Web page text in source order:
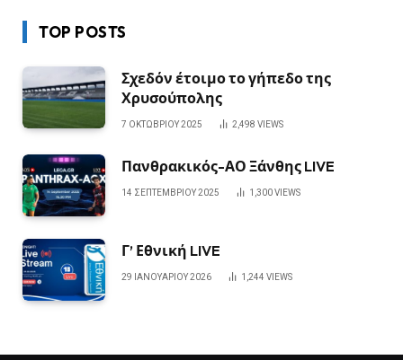
TOP POSTS
Σχεδόν έτοιμο το γήπεδο της
Χρυσούπολης
7 ΟΚΤΩΒΡΊΟΥ 2025 2,498 VIEWS
Πανθρακικός-ΑΟ Ξάνθης LIVE
14 ΣΕΠΤΕΜΒΡΊΟΥ 2025 1,300VIEWS
Γ’ Εθνική LIVE
29 ΙΑΝΟΥΑΡΊΟΥ 2026 1,244 VIEWS